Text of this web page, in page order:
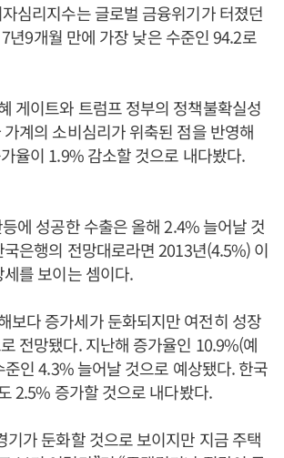
심리지수는 글로벌 금융위기가 터졌던
년9개월 만에 가장 낮은 수준인 94.2로
게이트와 트럼프 정부의 정책불확실성
계의 소비심리가 위축된 점을 반영해
율이 1.9% 감소할 것으로 내다봤다.
에 성공한 수출은 올해 2.4% 늘어날 것
은행의 전망대로라면 2013년(4.5%) 이
를 보이는 셈이다.
보다 증가세가 둔화되지만 여전히 성장
전망됐다. 지난해 증가율인 10.9%(예
인 4.3% 늘어날 것으로 예상됐다. 한국
2.5% 증가할 것으로 내다봤다.
기가 둔화할 것으로 보이지만 지금 주택